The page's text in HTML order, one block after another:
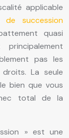
applicable
succession
quasi
pas les
La seule
bien que vous
total de la
» est une